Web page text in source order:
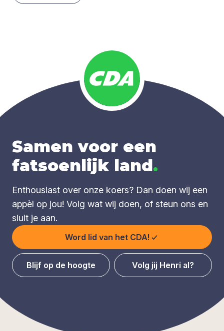
Samen voor een
fatsoenlijk land.
Enthousiast over onze koers? Dan doen wij een
appèl op jou! Volg wat wij doen, of steun ons en
sluit je aan.
Word lid van het CDA!
Blijf op de hoogte Volg jij Henri al?